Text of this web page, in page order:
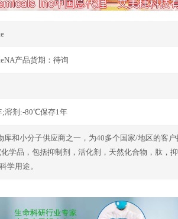
产品货期：待询
溶剂:-80℃保存1年
库和小分子供应商之一，为40多个国家/地区的客
学品，包括抑制剂，活化剂，天然化合物，肽，
学用途。